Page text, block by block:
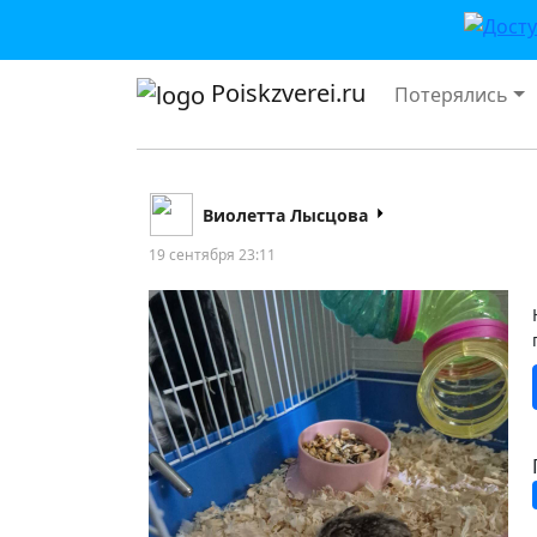
Poiskzverei.ru Потерялись
Виолетта Лысцова
19 сентября 23:11